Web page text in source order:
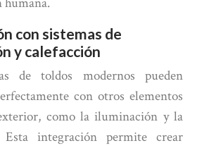
con sistemas de
y calefacción
de toldos modernos pueden
con otros elementos
como la iluminación y la
Esta integración permite crear